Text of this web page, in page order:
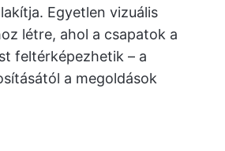
Egyetlen vizuális
létre, ahol a csapatok a
feltérképezhetik – a
a megoldások